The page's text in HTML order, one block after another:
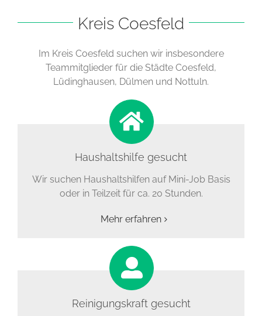
Kreis Coesfeld
Im Kreis Coesfeld suchen wir insbesondere
Teammitglieder für die Städte Coesfeld,
Lüdinghausen, Dülmen und Nottuln.
Haushaltshilfe gesucht
Wir suchen Haushaltshilfen auf Mini-Job Basis
oder in Teilzeit für ca. 20 Stunden.
Mehr erfahren
Reinigungskraft gesucht